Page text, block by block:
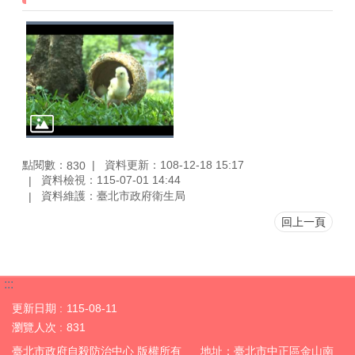
點閱數： 830
資料更新：108-12-18 15:17
資料檢視：115-07-01 14:44
資料維護：臺北市政府衛生局
回上一頁
:::
更新日期
115-08-11
瀏覽人次
831
臺北市政府自殺防治中心 版權所有 地址：臺北市中正區金山南